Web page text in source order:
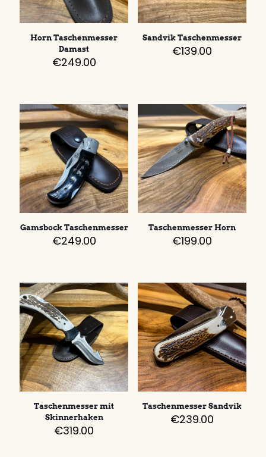
Horn Taschenmesser
Damast
€249.00
Sandvik Taschenmesser
€139.00
Gamsbock Taschenmesser
€249.00
Taschenmesser Horn
€199.00
Taschenmesser mit
Skinnerhaken
€319.00
Taschenmesser Sandvik
€239.00